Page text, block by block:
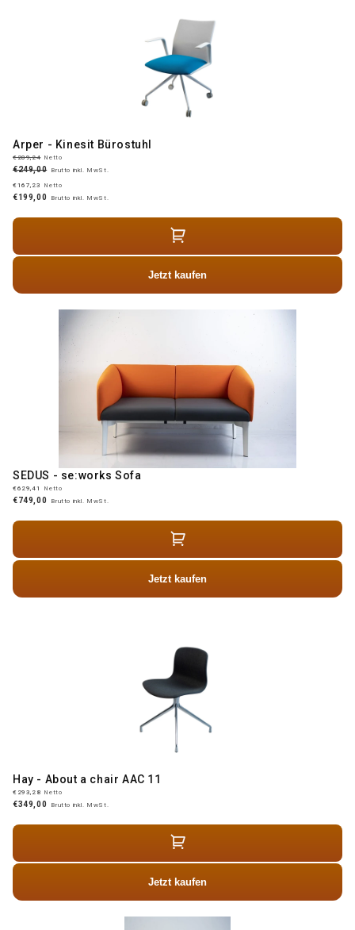
Arper - Kinesit Bürostuhl
€209,24 Netto
€249,00 Brutto inkl. MwSt.
€167,23
Netto
€199,00 Brutto inkl. MwSt.
Jetzt kaufen
SEDUS - se:works Sofa
€629,41 Netto
€749,00 Brutto inkl. MwSt.
Jetzt kaufen
Hay - About a chair AAC 11
€293,28 Netto
€349,00 Brutto inkl. MwSt.
Jetzt kaufen